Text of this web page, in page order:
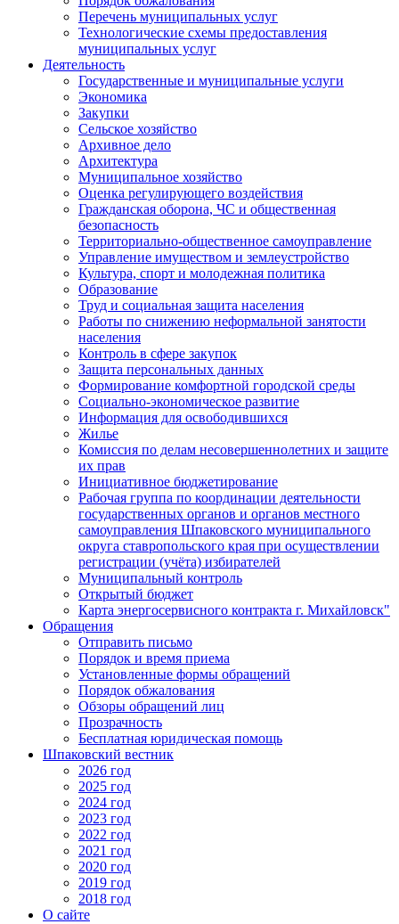
Перечень муниципальных услуг
Технологические схемы предоставления
муниципальных услуг
Деятельность
Государственные и муниципальные услуги
Экономика
Закупки
Сельское хозяйство
Архивное дело
Архитектура
Муниципальное хозяйство
Оценка регулирующего воздействия
Гражданская оборона, ЧС и общественная
безопасность
Территориально-общественное самоуправление
Управление имуществом и землеустройство
Культура, спорт и молодежная политика
Образование
Труд и социальная защита населения
Работы по снижению неформальной занятости
населения
Контроль в сфере закупок
Защита персональных данных
Формирование комфортной городской среды
Социально-экономическое развитие
Информация для освободившихся
Жилье
Комиссия по делам несовершеннолетних и защите
их прав
Инициативное бюджетирование
Рабочая группа по координации деятельности
государственных органов и органов местного
самоуправления Шпаковского муниципального
округа ставропольского края при осуществлении
регистрации (учёта) избирателей
Муниципальный контроль
Открытый бюджет
Карта энергосервисного контракта г. Михайловск"
Обращения
Отправить письмо
Порядок и время приема
Установленные формы обращений
Порядок обжалования
Обзоры обращений лиц
Прозрачность
Бесплатная юридическая помощь
Шпаковский вестник
2026 год
2025 год
2024 год
2023 год
2022 год
2021 год
2020 год
2019 год
2018 год
О сайте